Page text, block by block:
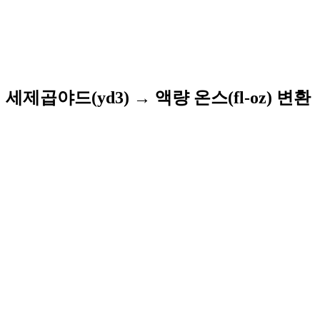
세제곱야드(yd3) → 액량 온스(fl-oz) 변환